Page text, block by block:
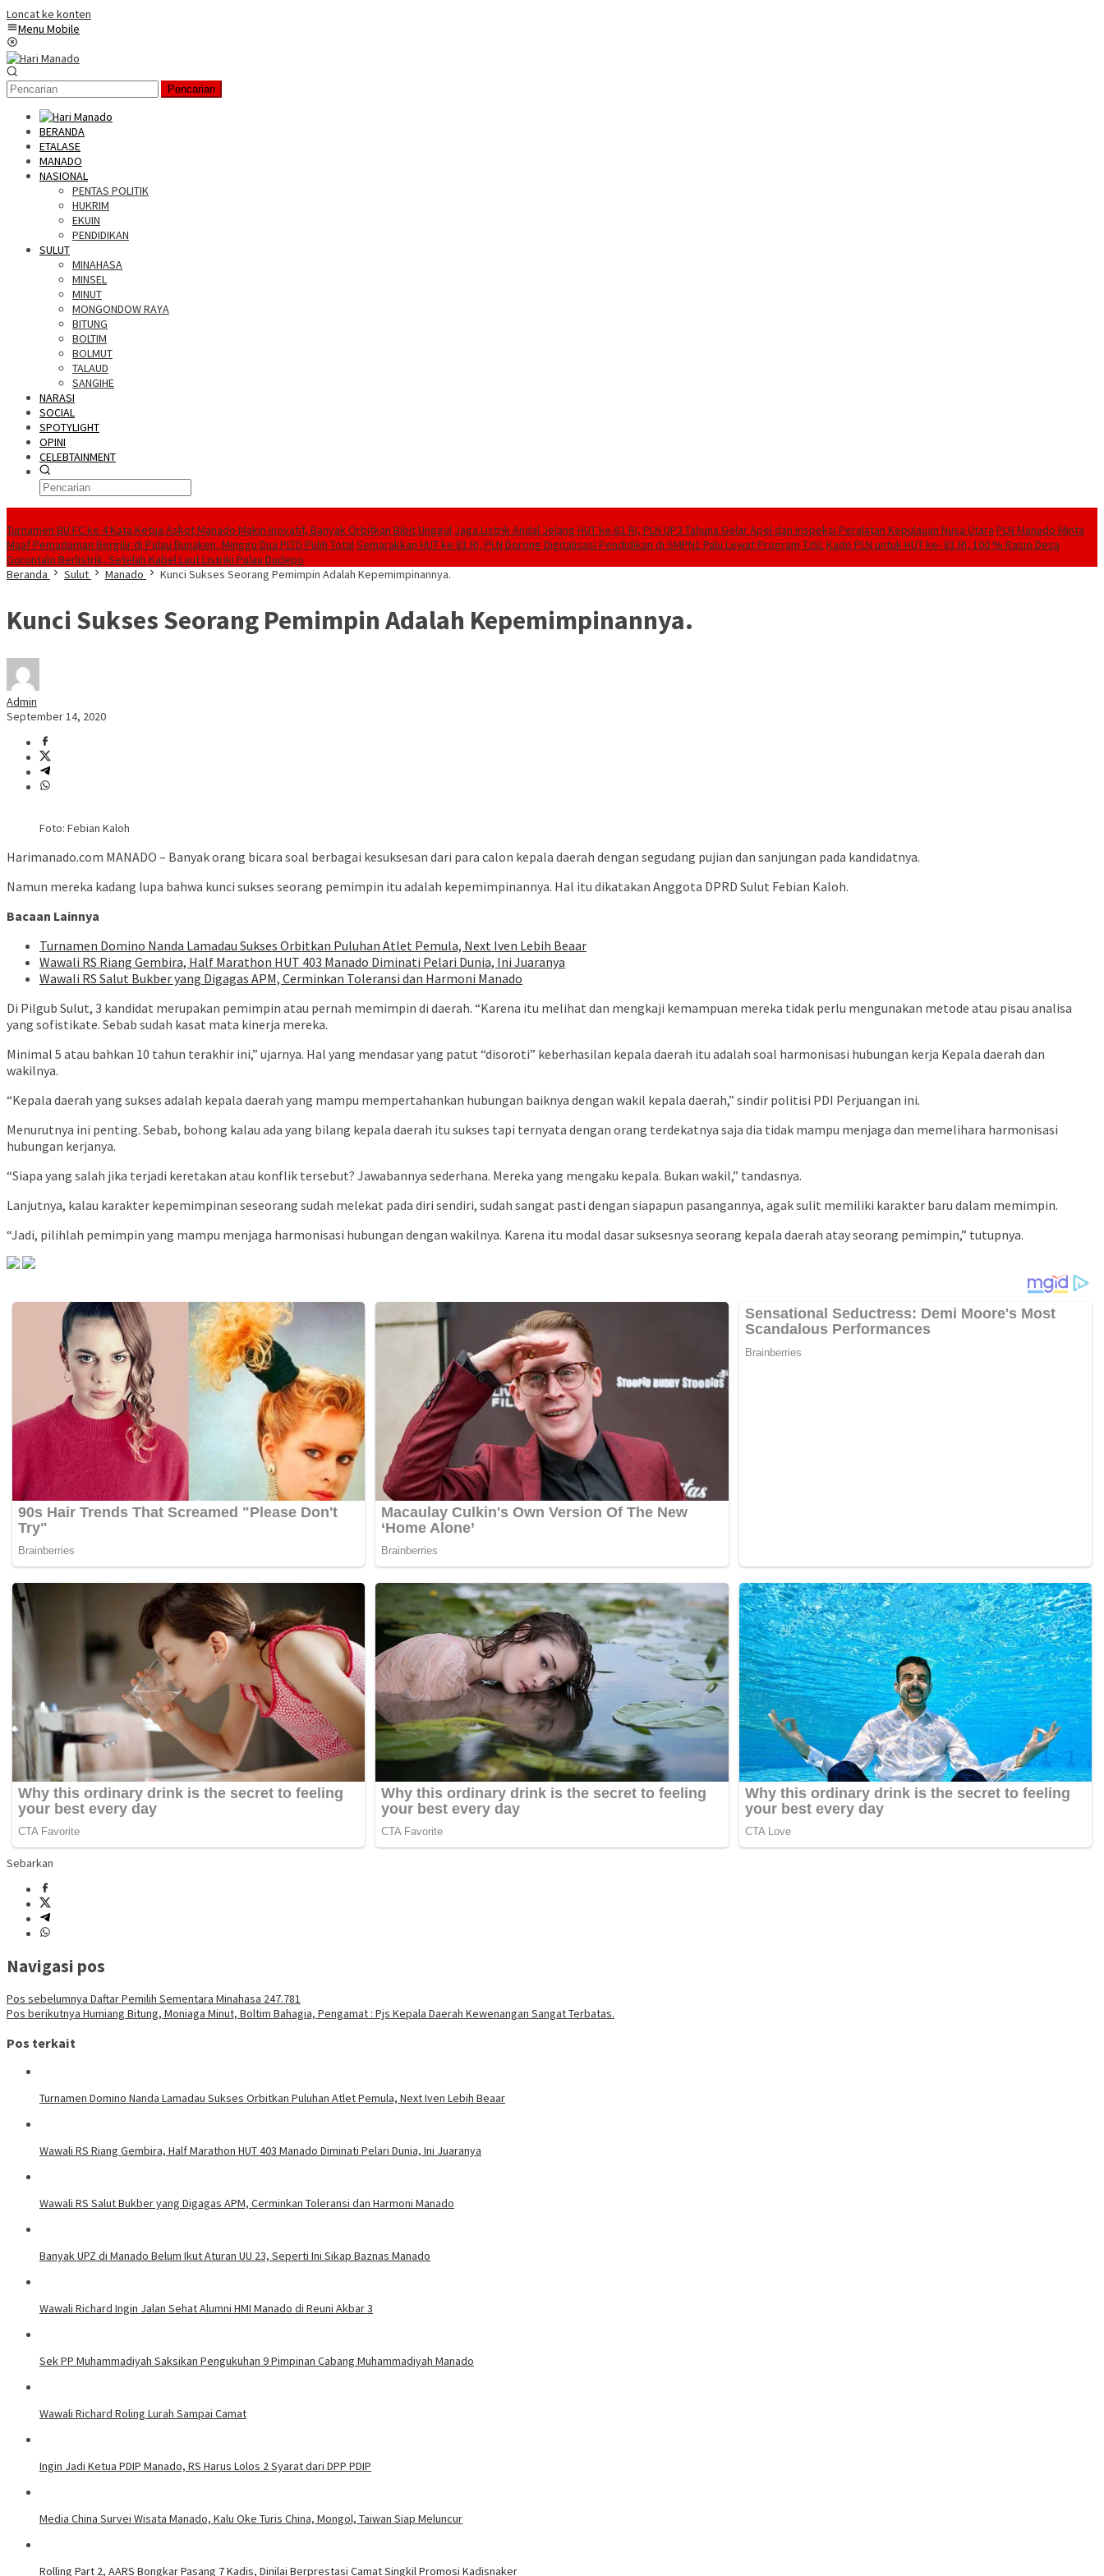
Loncat ke konten
Menu Mobile
Pencarian
BERANDA
ETALASE
MANADO
NASIONAL
PENTAS POLITIK
HUKRIM
EKUIN
PENDIDIKAN
SULUT
MINAHASA
MINSEL
MINUT
MONGONDOW RAYA
BITUNG
BOLTIM
BOLMUT
TALAUD
SANGIHE
NARASI
SOCIAL
SPOTYLIGHT
OPINI
CELEBTAINMENT
Turnamen BU FC ke 4 Kata Ketua Askot Manado Makin Inovatif, Banyak Orbitkan Bibit Unggul Jaga Listrik Andal Jelang HUT ke-81 RI, PLN UP3 Tahuna Gelar Apel dan Inspeksi Peralatan Kepulauan Nusa Utara PLN Manado Minta
Maaf Pemadaman Bergilir di Pulau Bunaken, Minggu Dua PLTD Pulih TotalSemarakkan HUT ke 81 RI, PLN Dorong Digitalisasi Pendidikan di SMPN1 Palu Lewat Program TJSLKado PLN untuk HUT ke- 81 RI, 100 % Rasio Desa
Gorontalo Berlistrik, Setelah Kabel Laut Listriki Pulau Dudepo
Beranda
Sulut Manado Kunci Sukses Seorang Pemimpin Adalah Kepemimpinannya.
Kunci Sukses Seorang Pemimpin Adalah Kepemimpinannya.
Admin
September 14, 2020
Foto: Febian Kaloh
Harimanado.com MANADO – Banyak orang bicara soal berbagai kesuksesan dari para calon kepala daerah dengan segudang pujian dan sanjungan pada kandidatnya.
Namun mereka kadang lupa bahwa kunci sukses seorang pemimpin itu adalah kepemimpinannya. Hal itu dikatakan Anggota DPRD Sulut Febian Kaloh.
Bacaan Lainnya
Turnamen Domino Nanda Lamadau Sukses Orbitkan Puluhan Atlet Pemula, Next Iven Lebih Beaar
Wawali RS Riang Gembira, Half Marathon HUT 403 Manado Diminati Pelari Dunia, Ini Juaranya
Wawali RS Salut Bukber yang Digagas APM, Cerminkan Toleransi dan Harmoni Manado
Di Pilgub Sulut, 3 kandidat merupakan pemimpin atau pernah memimpin di daerah. “Karena itu melihat dan mengkaji kemampuan mereka tidak perlu mengunakan metode atau pisau analisa
yang sofistikate. Sebab sudah kasat mata kinerja mereka.
Minimal 5 atau bahkan 10 tahun terakhir ini,” ujarnya. Hal yang mendasar yang patut “disoroti” keberhasilan kepala daerah itu adalah soal harmonisasi hubungan kerja Kepala daerah dan
wakilnya.
“Kepala daerah yang sukses adalah kepala daerah yang mampu mempertahankan hubungan baiknya dengan wakil kepala daerah,” sindir politisi PDI Perjuangan ini.
Menurutnya ini penting. Sebab, bohong kalau ada yang bilang kepala daerah itu sukses tapi ternyata dengan orang terdekatnya saja dia tidak mampu menjaga dan memelihara harmonisasi
hubungan kerjanya.
“Siapa yang salah jika terjadi keretakan atau konflik tersebut? Jawabannya sederhana. Mereka yang mengaku kepala. Bukan wakil,” tandasnya.
Lanjutnya, kalau karakter kepemimpinan seseorang sudah melekat pada diri sendiri, sudah sangat pasti dengan siapapun pasangannya, agak sulit memiliki karakter baru dalam memimpin.
“Jadi, pilihlah pemimpin yang mampu menjaga harmonisasi hubungan dengan wakilnya. Karena itu modal dasar suksesnya seorang kepala daerah atay seorang pemimpin,” tutupnya.
Sebarkan
Navigasi pos
Pos sebelumnya Daftar Pemilih Sementara Minahasa 247.781
Pos berikutnya Humiang Bitung, Moniaga Minut, Boltim Bahagia, Pengamat : Pjs Kepala Daerah Kewenangan Sangat Terbatas.
Pos terkait
Turnamen Domino Nanda Lamadau Sukses Orbitkan Puluhan Atlet Pemula, Next Iven Lebih Beaar
Wawali RS Riang Gembira, Half Marathon HUT 403 Manado Diminati Pelari Dunia, Ini Juaranya
Wawali RS Salut Bukber yang Digagas APM, Cerminkan Toleransi dan Harmoni Manado
Banyak UPZ di Manado Belum Ikut Aturan UU 23, Seperti Ini Sikap Baznas Manado
Wawali Richard Ingin Jalan Sehat Alumni HMI Manado di Reuni Akbar 3
Sek PP Muhammadiyah Saksikan Pengukuhan 9 Pimpinan Cabang Muhammadiyah Manado
Wawali Richard Roling Lurah Sampai Camat
Ingin Jadi Ketua PDIP Manado, RS Harus Lolos 2 Syarat dari DPP PDIP
Media China Survei Wisata Manado, Kalu Oke Turis China, Mongol, Taiwan Siap Meluncur
Rolling Part 2, AARS Bongkar Pasang 7 Kadis, Dinilai Berprestasi Camat Singkil Promosi Kadisnaker